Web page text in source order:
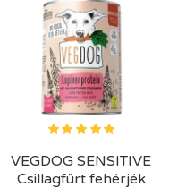
VEGDOG SENSITIVE
Csillagfürt fehérjék